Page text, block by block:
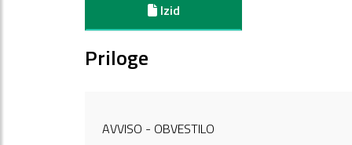
Izid
Priloge
AVVISO - OBVESTILO